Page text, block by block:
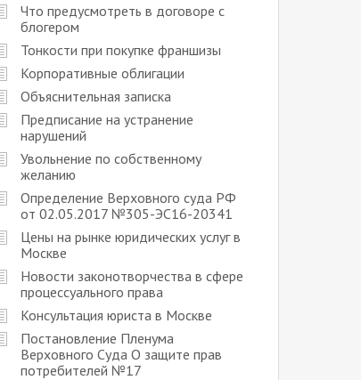
Что предусмотреть в договоре с
блогером
Тонкости при покупке франшизы
Корпоративные облигации
Объяснительная записка
Предписание на устранение
нарушений
Увольнение по собственному
желанию
Определение Верховного суда РФ
от 02.05.2017 №305-ЭС16-20341
Цены на рынке юридических услуг в
Москве
Новости законотворчества в сфере
процессуального права
Консультация юриста в Москве
Постановление Пленума
Верховного Суда О защите прав
потребителей №17